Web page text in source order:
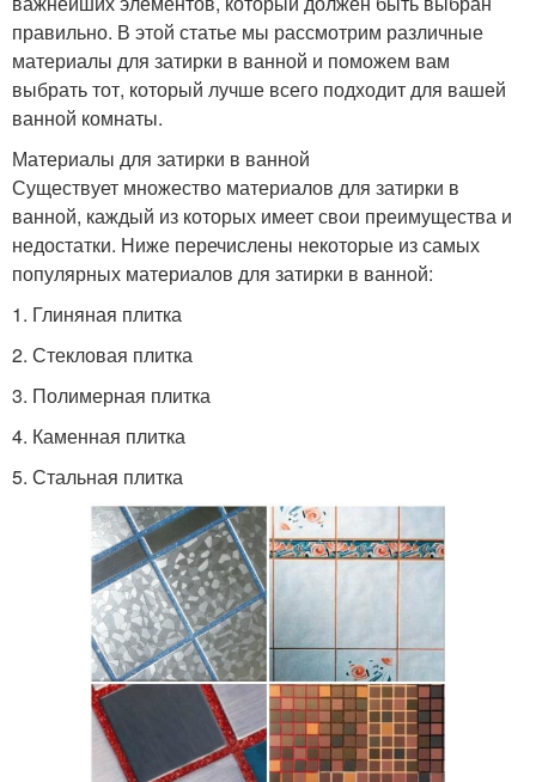
правильно. В этой статье мы рассмотрим различные
материалы для затирки в ванной и поможем вам
выбрать тот, который лучше всего подходит для вашей
ванной комнаты.
Материалы для затирки в ванной
Существует множество материалов для затирки в
ванной, каждый из которых имеет свои преимущества и
недостатки. Ниже перечислены некоторые из самых
популярных материалов для затирки в ванной:
1. Глиняная плитка
2. Стекловая плитка
3. Полимерная плитка
4. Каменная плитка
5. Стальная плитка